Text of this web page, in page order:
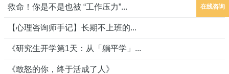
救命！你是不是也被 “工作压力”...
【心理咨询师手记】长期不上班的...
《研究生开学第1天：从「躺平学」...
《敢怒的你，终于活成了人》
在线咨询